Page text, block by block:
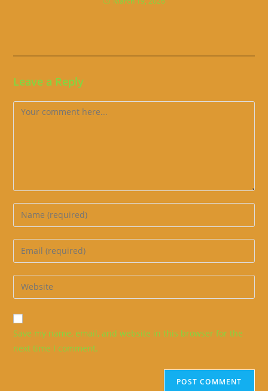
Leave a Reply
Comment
Enter
your
name
comment
Enter
your
email
address
comment
Enter
your
website
URL
(optional)
Save my name, email, and website in this browser for the
next time I comment.